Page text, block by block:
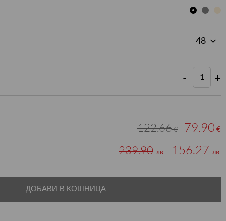
- +
122.66€ 79.90 €
239.90лв. 156.27 лв.
ДОБАВИ В КОШНИЦА